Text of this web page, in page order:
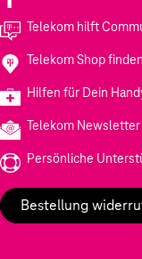
Telekom hilft
Telekom Shop finden
Hilfen für Dein
Telekom Newsletter
Persönliche
Bestellung